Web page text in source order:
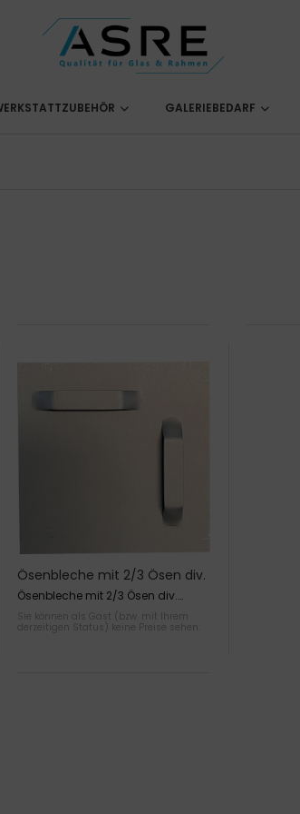
GALERIEBEDARF
Ösenbleche mit 2/3 Ösen div.
Größen
Ösenbleche mit 2/3 Ösen div.
Sie können als Gast (bzw. mit Ihrem
derzeitigen Status) keine Preise sehen.